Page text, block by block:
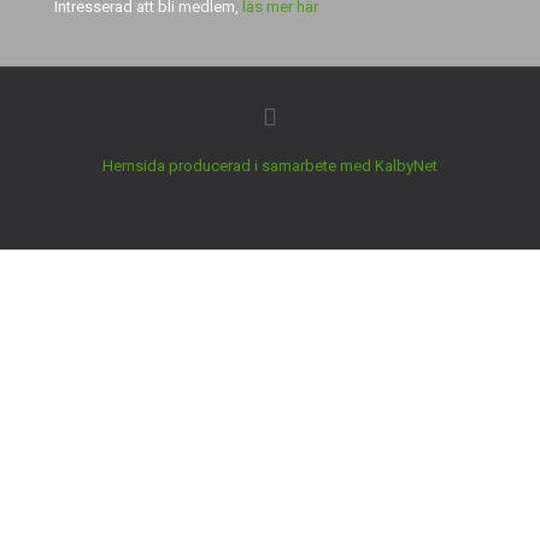
Intresserad att bli medlem, läs mer här
Hemsida producerad i samarbete med KalbyNet